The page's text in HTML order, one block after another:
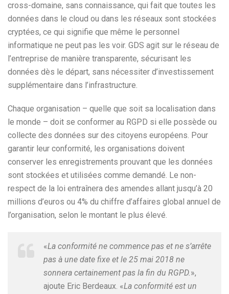
cross-domaine, sans connaissance, qui fait que toutes les
données dans le cloud ou dans les réseaux sont stockées
cryptées, ce qui signifie que même le personnel
informatique ne peut pas les voir. GDS agit sur le réseau de
l’entreprise de manière transparente, sécurisant les
données dès le départ, sans nécessiter d’investissement
supplémentaire dans l’infrastructure.
Chaque organisation – quelle que soit sa localisation dans
le monde – doit se conformer au RGPD si elle possède ou
collecte des données sur des citoyens européens. Pour
garantir leur conformité, les organisations doivent
conserver les enregistrements prouvant que les données
sont stockées et utilisées comme demandé. Le non-
respect de la loi entraînera des amendes allant jusqu’à 20
millions d’euros ou 4% du chiffre d’affaires global annuel de
l’organisation, selon le montant le plus élevé.
«La conformité ne commence pas et ne s’arrête
pas à une date fixe et le 25 mai 2018 ne
sonnera certainement pas la fin du RGPD.»,
ajoute Eric Berdeaux. «La conformité est un